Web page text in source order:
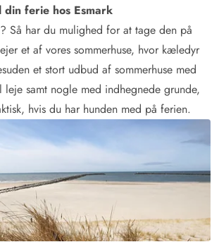
din ferie hos Esmark
Så har du mulighed for at tage den på
et af vores sommerhuse, hvor kæledyr
et stort udbud af sommerhuse med
leje samt nogle med indhegnede grunde,
hvis du har hunden med på ferien.